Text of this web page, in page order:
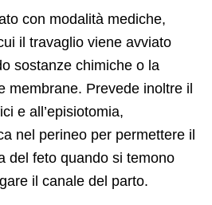
con modalità mediche,
il travaglio viene avviato
sostanze chimiche o la
membrane. Prevede inoltre il
e all’episiotomia,
nel perineo per permettere il
del feto quando si temono
il canale del parto.